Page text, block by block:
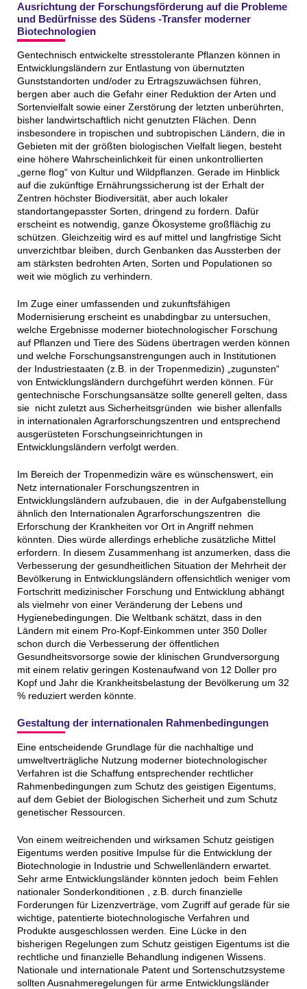
Ausrichtung der Forschungsförderung auf die Probleme
und Bedürfnisse des Südens -Transfer moderner
Biotechnologien
Gentechnisch entwickelte stresstolerante Pflanzen können in
Entwicklungsländern zur Entlastung von übernutzten
Gunststandorten und/oder zu Ertragszuwächsen führen,
bergen aber auch die Gefahr einer Reduktion der Arten und
Sortenvielfalt sowie einer Zerstörung der letzten unberührten,
bisher landwirtschaftlich nicht genutzten Flächen. Denn
insbesondere in tropischen und subtropischen Ländern, die in
Gebieten mit der größten biologischen Vielfalt liegen, besteht
eine höhere Wahrscheinlichkeit für einen unkontrollierten
„gerne flog“ von Kultur und Wildpflanzen. Gerade im Hinblick
auf die zukünftige Ernährungssicherung ist der Erhalt der
Zentren höchster Biodiversität, aber auch lokaler
standortangepasster Sorten, dringend zu fordern. Dafür
erscheint es notwendig, ganze Ökosysteme großflächig zu
schützen. Gleichzeitig wird es auf mittel und langfristige Sicht
unverzichtbar bleiben, durch Genbanken das Aussterben der
am stärksten bedrohten Arten, Sorten und Populationen so
weit wie möglich zu verhindern.
Im Zuge einer umfassenden und zukunftsfähigen
Modernisierung erscheint es unabdingbar zu untersuchen,
welche Ergebnisse moderner biotechnologischer Forschung
auf Pflanzen und Tiere des Südens übertragen werden können
und welche Forschungsanstrengungen auch in Institutionen
der Industriestaaten (z.B. in der Tropenmedizin) „zugunsten“
von Entwicklungsländern durchgeführt werden können. Für
gentechnische Forschungsansätze sollte generell gelten, dass
sie nicht zuletzt aus Sicherheitsgründen wie bisher allenfalls
in internationalen Agrarforschungszentren und entsprechend
ausgerüsteten Forschungseinrichtungen in
Entwicklungsländern verfolgt werden.
Im Bereich der Tropenmedizin wäre es wünschenswert, ein
Netz internationaler Forschungszentren in
Entwicklungsländern aufzubauen, die in der Aufgabenstellung
ähnlich den Internationalen Agrarforschungszentren die
Erforschung der Krankheiten vor Ort in Angriff nehmen
könnten. Dies würde allerdings erhebliche zusätzliche Mittel
erfordern. In diesem Zusammenhang ist anzumerken, dass die
Verbesserung der gesundheitlichen Situation der Mehrheit der
Bevölkerung in Entwicklungsländern offensichtlich weniger vom
Fortschritt medizinischer Forschung und Entwicklung abhängt
als vielmehr von einer Veränderung der Lebens und
Hygienebedingungen. Die Weltbank schätzt, dass in den
Ländern mit einem Pro-Kopf-Einkommen unter 350 Doller
schon durch die Verbesserung der öffentlichen
Gesundheitsvorsorge sowie der klinischen Grundversorgung
mit einem relativ geringen Kostenaufwand von 12 Doller pro
Kopf und Jahr die Krankheitsbelastung der Bevölkerung um 32
% reduziert werden könnte.
Gestaltung der internationalen Rahmenbedingungen
Eine entscheidende Grundlage für die nachhaltige und
umweltverträgliche Nutzung moderner biotechnologischer
Verfahren ist die Schaffung entsprechender rechtlicher
Rahmenbedingungen zum Schutz des geistigen Eigentums,
auf dem Gebiet der Biologischen Sicherheit und zum Schutz
genetischer Ressourcen.
Von einem weitreichenden und wirksamen Schutz geistigen
Eigentums werden positive Impulse für die Entwicklung der
Biotechnologie in Industrie und Schwellenländern erwartet.
Sehr arme Entwicklungsländer könnten jedoch beim Fehlen
nationaler Sonderkonditionen , z.B. durch finanzielle
Forderungen für Lizenzverträge, vom Zugriff auf gerade für sie
wichtige, patentierte biotechnologische Verfahren und
Produkte ausgeschlossen werden. Eine Lücke in den
bisherigen Regelungen zum Schutz geistigen Eigentums ist die
rechtliche und finanzielle Behandlung indigenen Wissens.
Nationale und internationale Patent und Sortenschutzsysteme
sollten Ausnahmeregelungen für arme Entwicklungsländer